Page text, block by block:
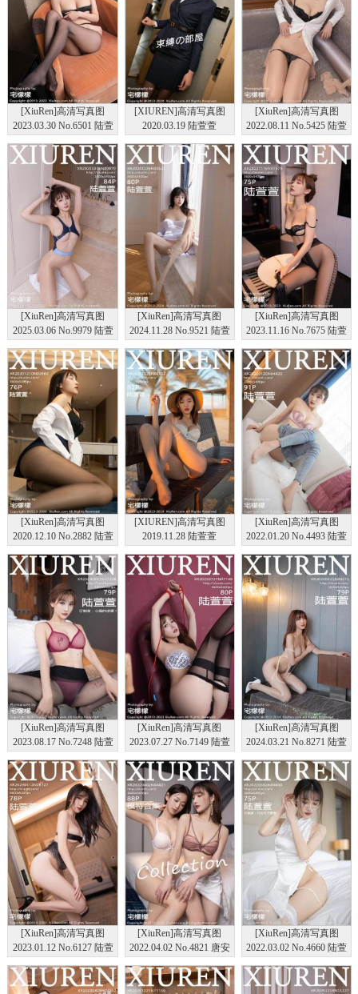
[XiuRen]高清写真图
2023.03.30 No.6501 陆萱
[XIUREN]高清写真图
2020.03.19 陆萱萱
[XiuRen]高清写真图
2022.08.11 No.5425 陆萱
[XiuRen]高清写真图
2025.03.06 No.9979 陆萱
[XiuRen]高清写真图
2024.11.28 No.9521 陆萱
[XiuRen]高清写真图
2023.11.16 No.7675 陆萱
[XiuRen]高清写真图
2020.12.10 No.2882 陆萱
[XIUREN]高清写真图
2019.11.28 陆萱萱
[XiuRen]高清写真图
2022.01.20 No.4493 陆萱
[XiuRen]高清写真图
2023.08.17 No.7248 陆萱
[XiuRen]高清写真图
2023.07.27 No.7149 陆萱
[XiuRen]高清写真图
2024.03.21 No.8271 陆萱
[XiuRen]高清写真图
2023.01.12 No.6127 陆萱
[XiuRen]高清写真图
2022.04.02 No.4821 唐安
[XiuRen]高清写真图
2022.03.02 No.4660 陆萱